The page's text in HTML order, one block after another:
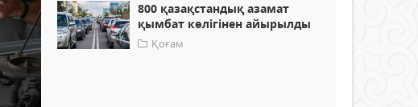
800 қазақстандық азамат
қымбат көлігінен айырылды
Қоғам